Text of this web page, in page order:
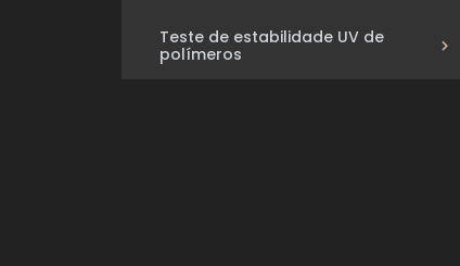
Teste de estabilidade UV de
polímeros